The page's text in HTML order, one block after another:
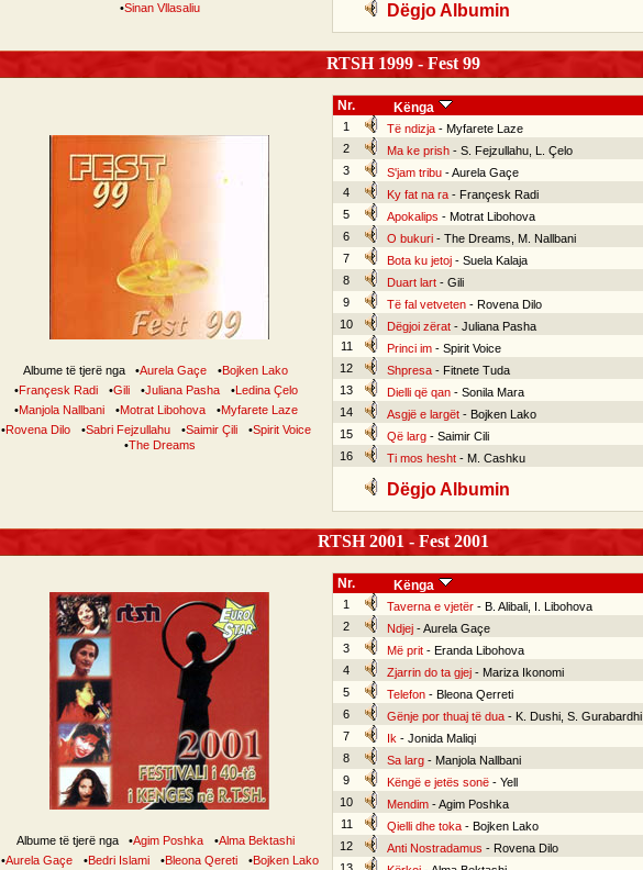
•Sinan Vllasaliu Dëgjo Albumin
RTSH 1999 - Fest 99
Albume të tjerë nga •Aurela Gaçe •Bojken Lako
•Françesk Radi •Gili •Juliana Pasha •Ledina Çelo
•Manjola Nallbani •Motrat Libohova •Myfarete Laze
•Rovena Dilo •Sabri Fejzullahu •Saimir Çili •Spirit Voice
•The Dreams
Nr. Kënga
1 Të ndizja- Myfarete Laze
2
Ma ke prish- S. Fejzullahu, L. Çelo
3
S'jam tribu- Aurela Gaçe
4
Ky fat na ra- Françesk Radi
5
Apokalips - Motrat Libohova
6
O bukuri- The Dreams, M. Nallbani
7
Bota ku jetoj- Suela Kalaja
8
Duart lart- Gili
9
Të fal vetveten- Rovena Dilo
10
Dëgjoi zërat- Juliana Pasha
11
Princi im- Spirit Voice
12
Shpresa- Fitnete Tuda
13
Dielli që qan- Sonila Mara
14
Asgjë e largët- Bojken Lako
15
Që larg- Saimir Cili
16
Ti mos hesht- M. Cashku
Dëgjo Albumin
RTSH 2001 - Fest 2001
Albume të tjerë nga •Agim Poshka •Alma Bektashi
•Aurela Gaçe •Bedri Islami •Bleona Qereti •Bojken Lako
Nr. Kënga
1 Taverna e vjetër- B. Alibali, I. Libohova
2
Ndjej- Aurela Gaçe
3
Më prit- Eranda Libohova
4
Zjarrin do ta gjej- Mariza Ikonomi
5
Telefon- Bleona Qerreti
6
Gënje por thuaj të dua- K. Dushi, S. Gurabardhi
7
Ik - Jonida Maliqi
8
Sa larg- Manjola Nallbani
9
Këngë e jetës sonë- Yell
10
Mendim- Agim Poshka
11
Qielli dhe toka- Bojken Lako
12
Anti Nostradamus - Rovena Dilo